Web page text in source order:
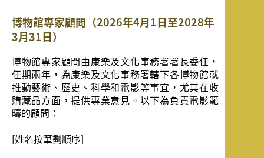
博物館專家顧問（2026年4月1日至2028年
3月31日）
博物館專家顧問由康樂及文化事務署署長委任，
任期兩年，為康樂及文化事務署轄下各博物館就
推動藝術、歷史、科學和電影等事宜，尤其在收
購藏品方面，提供專業意見。以下為負責電影範
疇的顧問：
[姓名按筆劃順序]